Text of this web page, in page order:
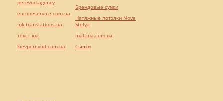
perevod.agency
europeservice.com.ua
mk-translations.ua
текст юа
kievperevod.com.ua
Брендовые сумки
Натяжные потолки Nova
Stelya
maltina.com.ua
Cылки